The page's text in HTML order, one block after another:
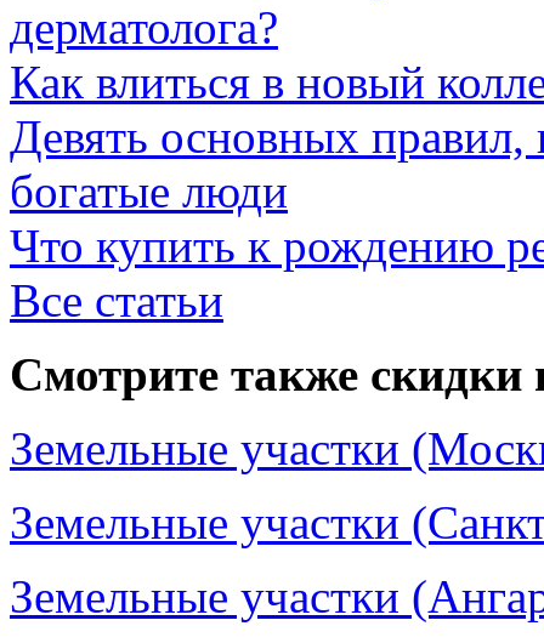
дерматолога?
Как влиться в новый
Девять основных
богатые люди
Что купить к рождению
Все статьи
Смотрите также скидки
Земельные участки
Земельные участки
Земельные участки